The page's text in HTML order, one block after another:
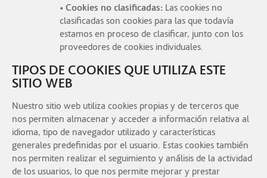
• Cookies no clasificadas: Las cookies no
clasificadas son cookies para las que todavía
estamos en proceso de clasificar, junto con los
proveedores de cookies individuales.
TIPOS DE COOKIES QUE UTILIZA ESTE
SITIO WEB
Nuestro sitio web utiliza cookies propias y de terceros que
nos permiten almacenar y acceder a información relativa al
idioma, tipo de navegador utilizado y características
generales predefinidas por el usuario. Estas cookies también
nos permiten realizar el seguimiento y análisis de la actividad
de los usuarios, lo que nos permite mejorar y prestar